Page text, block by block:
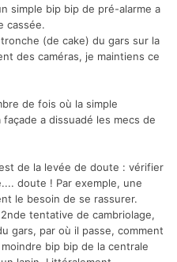
simple bip bip de pré-alarme a
cassée.
(de cake) du gars sur la
des caméras, je maintiens ce
de fois où la simple
a dissuadé les mecs de
de la levée de doute : vérifier
doute ! Par exemple, une
le besoin de se rassurer.
tentative de cambriolage,
gars, par où il passe, comment
bip bip de la centrale